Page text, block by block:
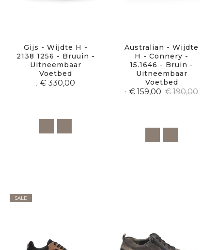
Gijs - Wijdte H -
2138 1256 - Bruuin -
Uitneembaar
Voetbed
€ 330,00
Australian - Wijdte
H - Connery -
15.1646 - Bruin -
Uitneembaar
Voetbed
€ 159,00 € 190,00
SALE